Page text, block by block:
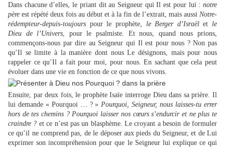
Dans chacune d’elles, le priant dit au Seigneur qui Il est pour lui : notre
père est répété deux fois au début et à la fin de l’extrait, mais aussi Notre-
rédempteur-depuis-toujours pour le prophète, le Berger d’Israëlet le
Dieu de l’Univers, pour le psalmiste. Et nous, quand nous prions,
commençons-nous par dire au Seigneur qui Il est pour nous ? Non pas
qu’Il se limite à la manière dont nous Le désignons, mais pour nous
rappeler ce qu’Il a fait pour moi, pour nous. En sachant que cela peut
évoluer dans une vie en fonction de ce que nous vivons.
Ensuite, par deux fois, le prophète Isaïe interroge Dieu dans sa prière. Il
lui demande « Pourquoi … ? »Pourquoi, Seigneur, nous laisses-tu errer
hors de tes chemins ? Pourquoi laisser nos cœurs s’endurcir et ne plus te
craindre ? et ce n’est pas un blasphème. Le croyant a besoin de formuler
ce qu’il ne comprend pas, de le déposer aux pieds du Seigneur, et de Lui
exprimer son incompréhension pour que le Seigneur lui explique ce qui